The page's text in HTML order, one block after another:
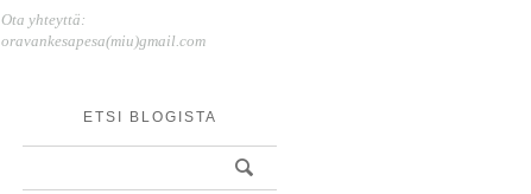
Ota yhteyttä:
oravankesapesa(miu)gmail.com
ETSI BLOGISTA